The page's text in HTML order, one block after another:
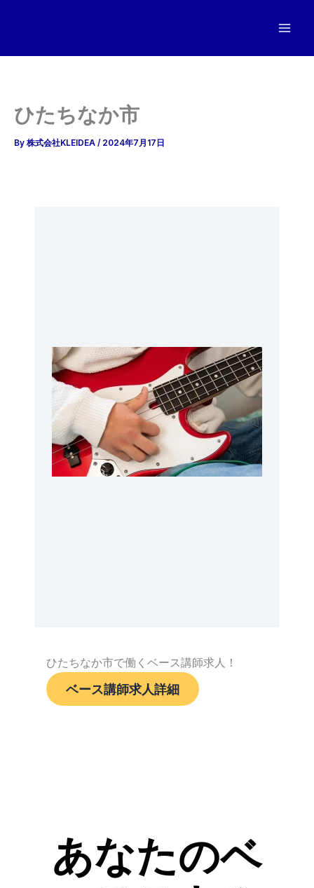
ひたちなか市
By 株式会社KLEIDEA / 2024年7月17日
ひたちなか市で働くベース講師求人！
ベース講師求人詳細
あなたのベ